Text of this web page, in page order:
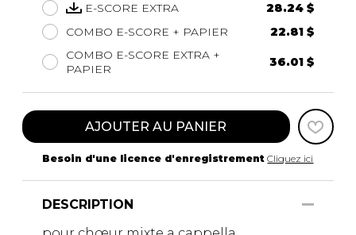
E-SCORE EXTRA
28.24 $
COMBO E-SCORE + PAPIER
22.81 $
COMBO E-SCORE EXTRA +
PAPIER
36.01 $
AJOUTER AU PANIER
Besoin d'une licence d'enregistrement Cliquez ici
DESCRIPTION